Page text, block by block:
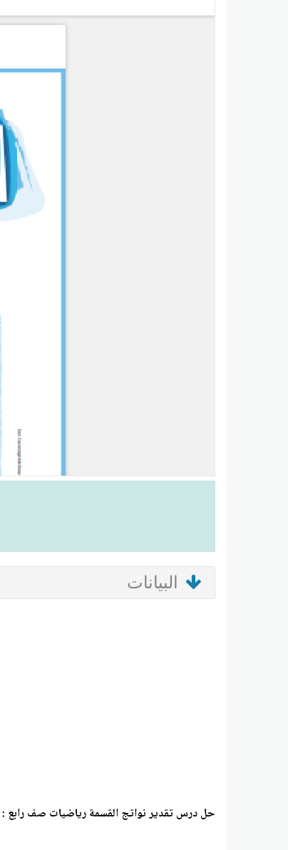
البيانات
حل درس تقدير نواتج القسمة رياضيات صف رابع :